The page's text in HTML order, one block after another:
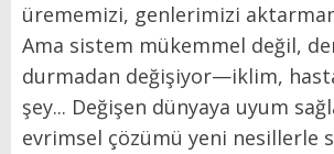
ürememizi, genlerimizi
Ama sistem mükemmel değil,
durmadan değişiyor—iklim,
şey... Değişen dünyaya uyum
evrimsel çözümü yeni nesillerle